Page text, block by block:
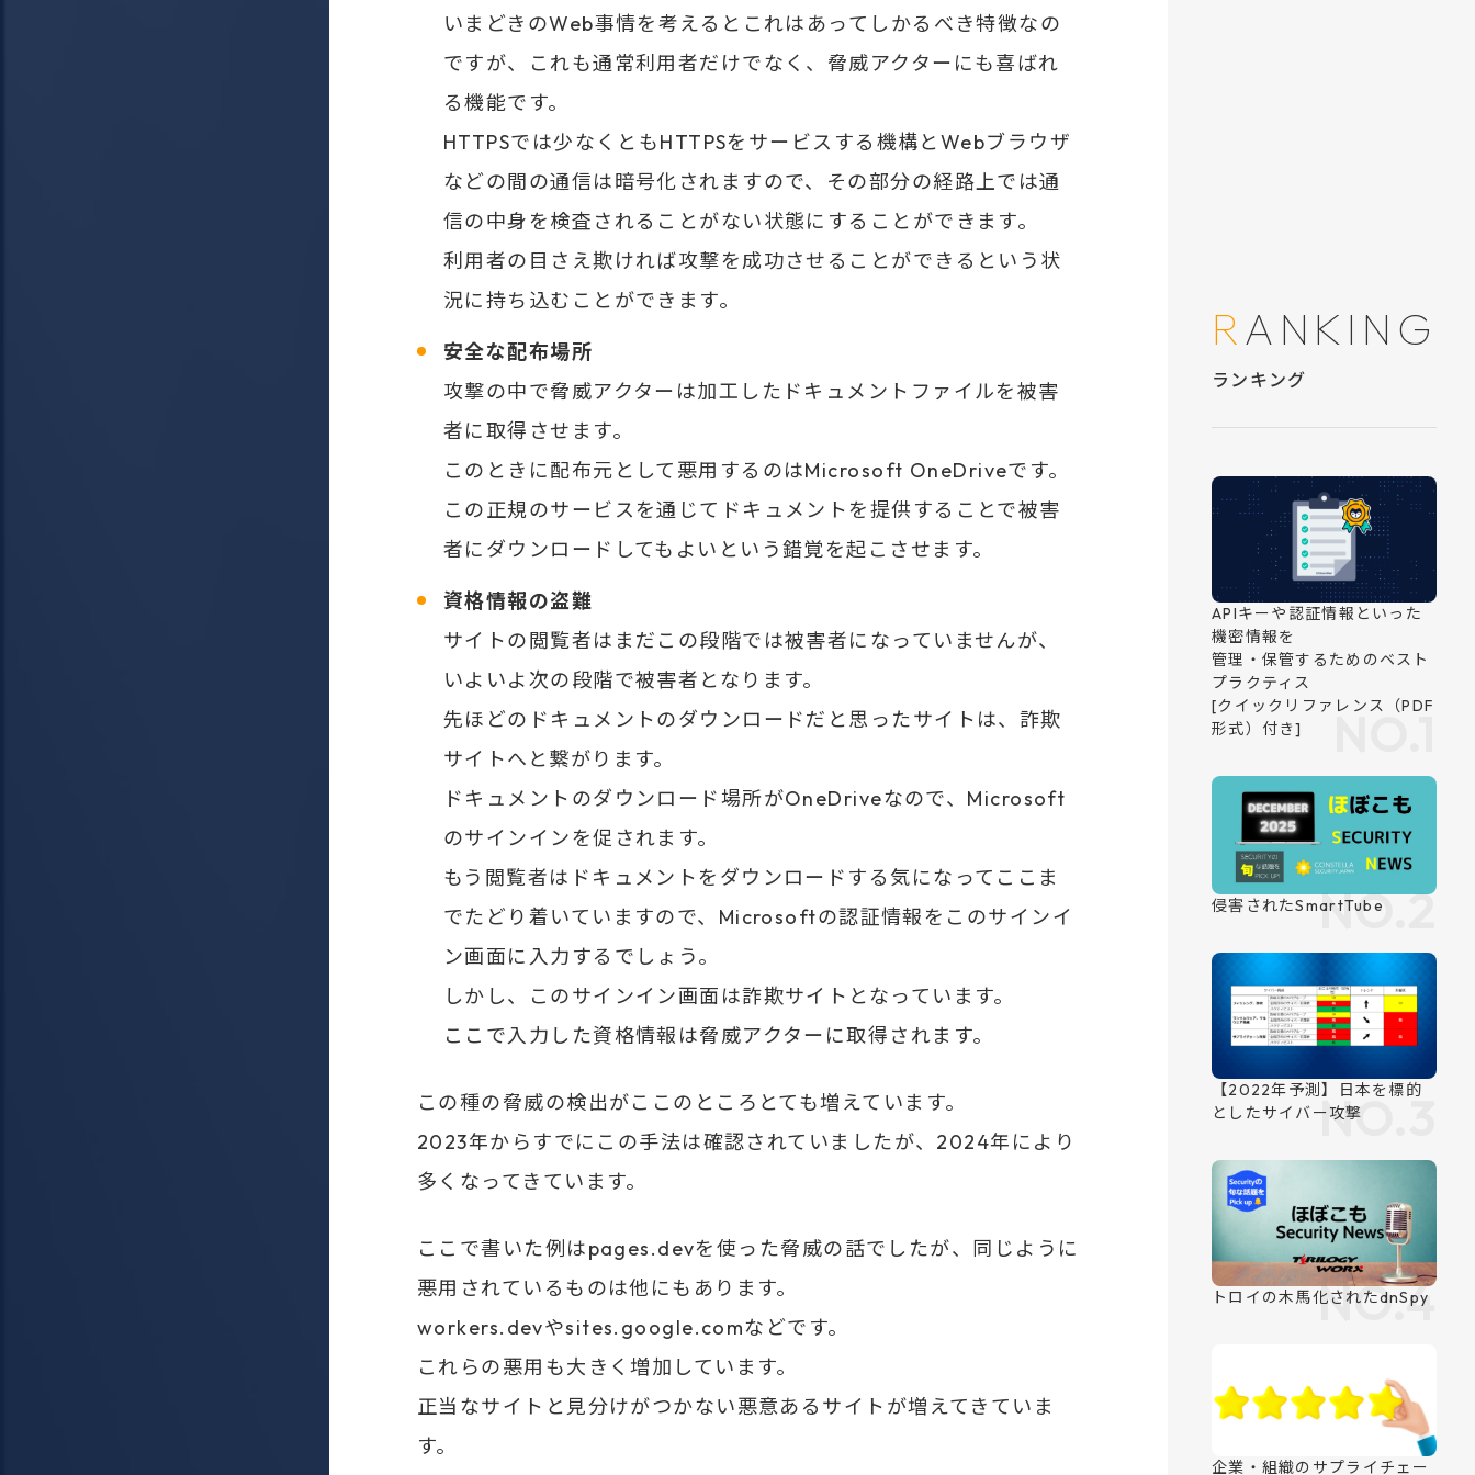
いまどきのWeb事情を考えるとこれはあってしかるべき特徴なの
ですが、これも通常利用者だけでなく、脅威アクターにも喜ばれ
る機能です。
HTTPSでは少なくともHTTPSをサービスする機構とWebブラウザ
などの間の通信は暗号化されますので、その部分の経路上では通
信の中身を検査されることがない状態にすることができます。
利用者の目さえ欺ければ攻撃を成功させることができるという状
況に持ち込むことができます。
安全な配布場所
攻撃の中で脅威アクターは加工したドキュメントファイルを被害
者に取得させます。
このときに配布元として悪用するのはMicrosoft OneDriveです。
この正規のサービスを通じてドキュメントを提供することで被害
者にダウンロードしてもよいという錯覚を起こさせます。
資格情報の盗難
サイトの閲覧者はまだこの段階では被害者になっていませんが、
いよいよ次の段階で被害者となります。
先ほどのドキュメントのダウンロードだと思ったサイトは、詐欺
サイトへと繋がります。
ドキュメントのダウンロード場所がOneDriveなので、Microsoft
のサインインを促されます。
もう閲覧者はドキュメントをダウンロードする気になってここま
でたどり着いていますので、Microsoftの認証情報をこのサインイ
ン画面に入力するでしょう。
しかし、このサインイン画面は詐欺サイトとなっています。
ここで入力した資格情報は脅威アクターに取得されます。
この種の脅威の検出がここのところとても増えています。
2023年からすでにこの手法は確認されていましたが、2024年により
多くなってきています。
ここで書いた例はpages.devを使った脅威の話でしたが、同じように
悪用されているものは他にもあります。
workers.devやsites.google.comなどです。
これらの悪用も大きく増加しています。
正当なサイトと見分けがつかない悪意あるサイトが増えてきていま
す。
RANKING
ランキング
APIキーや認証情報といった
機密情報を
管理・保管するためのベスト
プラクティス
形式）付き]